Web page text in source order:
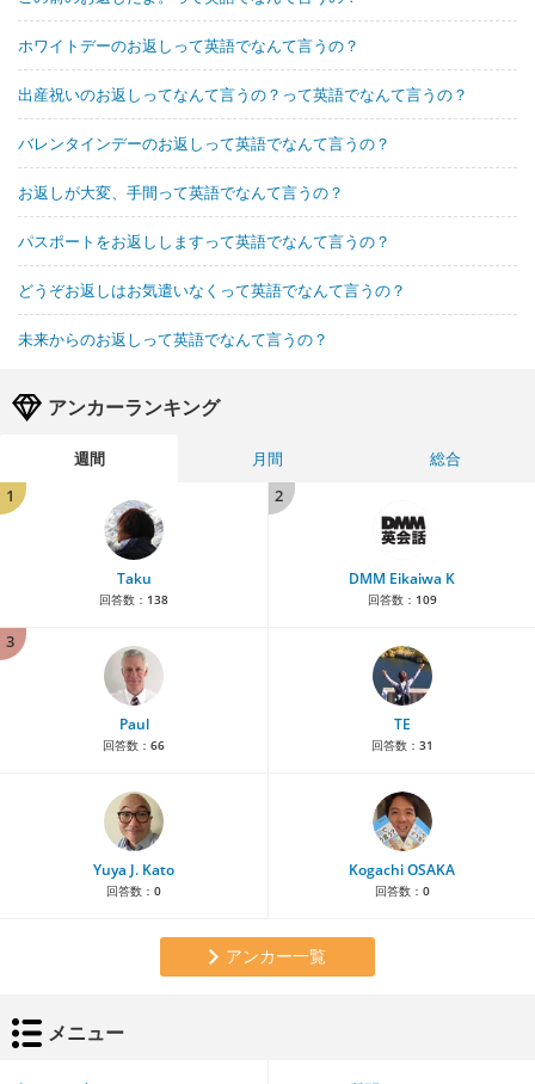
ホワイトデーのお返しって英語でなんて言うの？
出産祝いのお返しってなんて言うの？って英語でなんて言うの？
バレンタインデーのお返しって英語でなんて言うの？
お返しが大変、手間って英語でなんて言うの？
パスポートをお返ししますって英語でなんて言うの？
どうぞお返しはお気遣いなくって英語でなんて言うの？
未来からのお返しって英語でなんて言うの？
アンカーランキング
週間 月間
総合
1
Taku
回答数： 138
2
DMM Eikaiwa K
回答数： 109
3
Paul
回答数： 66
TE
回答数： 31
Yuya J. Kato
回答数： 0
Kogachi OSAKA
回答数： 0
アンカー一覧
メニュー